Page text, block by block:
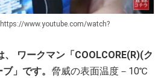
www.youtube.com/watch?
ワークマン「COOLCORE(R)(ク
」です。 脅威の表面温度－10℃